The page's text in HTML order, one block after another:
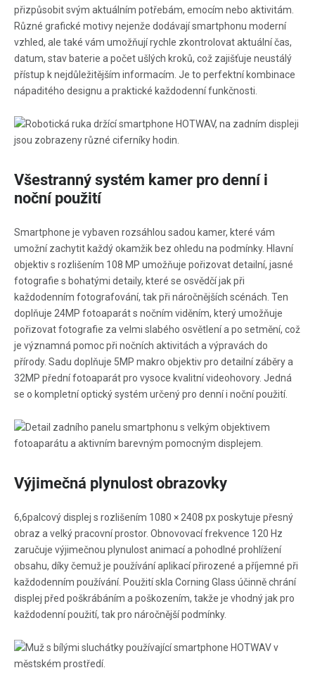
přizpůsobit svým aktuálním potřebám, emocím nebo aktivitám.
Různé grafické motivy nejenže dodávají smartphonu moderní
vzhled, ale také vám umožňují rychle zkontrolovat aktuální čas,
datum, stav baterie a počet ušlých kroků, což zajišťuje neustálý
přístup k nejdůležitějším informacím. Je to perfektní kombinace
nápaditého designu a praktické každodenní funkčnosti.
Všestranný systém kamer pro denní i
noční použití
Smartphone je vybaven rozsáhlou sadou kamer, které vám
umožní zachytit každý okamžik bez ohledu na podmínky. Hlavní
objektiv s rozlišením 108 MP umožňuje pořizovat detailní, jasné
fotografie s bohatými detaily, které se osvědčí jak při
každodenním fotografování, tak při náročnějších scénách. Ten
doplňuje 24MP fotoaparát s nočním viděním, který umožňuje
pořizovat fotografie za velmi slabého osvětlení a po setmění, což
je významná pomoc při nočních aktivitách a výpravách do
přírody. Sadu doplňuje 5MP makro objektiv pro detailní záběry a
32MP přední fotoaparát pro vysoce kvalitní videohovory. Jedná
se o kompletní optický systém určený pro denní i noční použití.
Výjimečná plynulost obrazovky
6,6palcový displej s rozlišením 1080 × 2408 px poskytuje přesný
obraz a velký pracovní prostor. Obnovovací frekvence 120 Hz
zaručuje výjimečnou plynulost animací a pohodlné prohlížení
obsahu, díky čemuž je používání aplikací přirozené a příjemné při
každodenním používání. Použití skla Corning Glass účinně chrání
displej před poškrábáním a poškozením, takže je vhodný jak pro
každodenní použití, tak pro náročnější podmínky.